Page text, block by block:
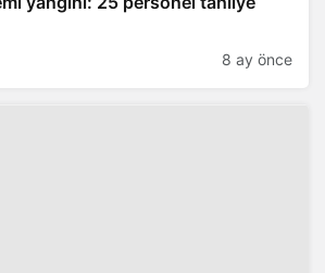
8 ay önce